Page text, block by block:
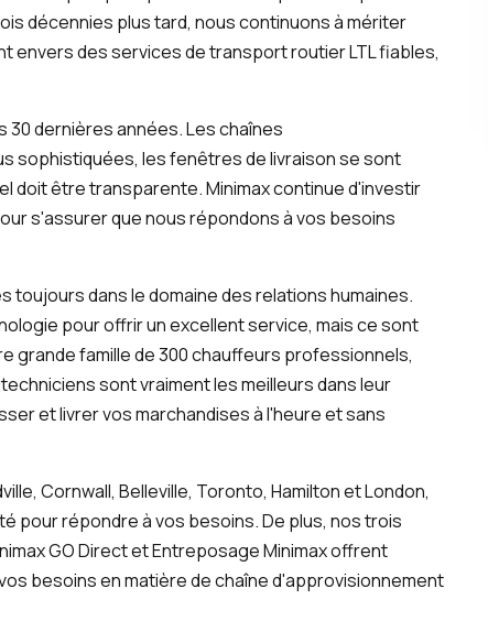
décennies plus tard, nous continuons à mériter
des services de transport routier LTL fiables,
dernières années. Les chaînes
sophistiquées, les fenêtres de livraison se sont
doit être transparente. Minimax continue d'investir
s'assurer que nous répondons à vos besoins
toujours dans le domaine des relations humaines.
pour offrir un excellent service, mais ce sont
grande famille de 300 chauffeurs professionnels,
sont vraiment les meilleurs dans leur
et livrer vos marchandises à l'heure et sans
Cornwall, Belleville, Toronto, Hamilton et London,
pour répondre à vos besoins. De plus, nos trois
GO Direct et Entreposage Minimax offrent
besoins en matière de chaîne d'approvisionnement